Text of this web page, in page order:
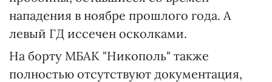
нападения в ноябре прошлого года. А
левый ГД иссечен осколками.
На борту МБАК "Никополь" также
полностью отсутствуют документация,